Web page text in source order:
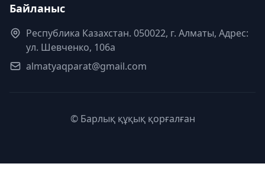
Байланыс
Республика Казахстан. 050022, г. Алматы, Адрес:
ул. Шевченко, 106а
almatyaqparat@gmail.com
© Барлық құқық қорғалған